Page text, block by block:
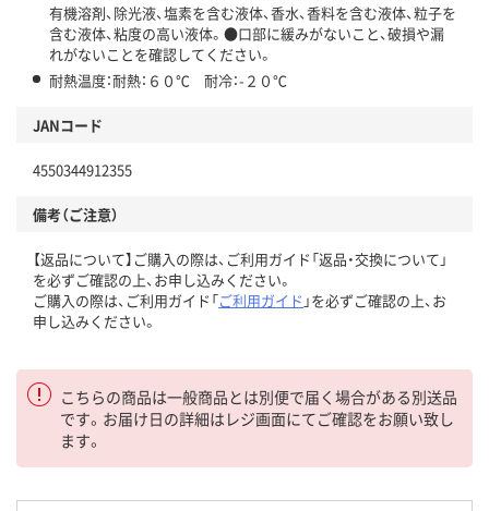
有機溶剤、除光液、塩素を含む液体、香水、香料を含む液体、粒子を
含む液体、粘度の高い液体。●口部に緩みがないこと、破損や漏
れがないことを確認してください。
耐熱温度：耐熱：６０℃ 耐冷：-２０℃
JANコード
4550344912355
備考（ご注意）
【返品について】ご購入の際は、ご利用ガイド「返品・交換について」
を必ずご確認の上、お申し込みください。
ご購入の際は、ご利用ガイド「ご利用ガイド 」を必ずご確認の上、お
申し込みください。
こちらの商品は一般商品とは別便で届く場合がある別送品
です。お届け日の詳細はレジ画面にてご確認をお願い致し
ます。